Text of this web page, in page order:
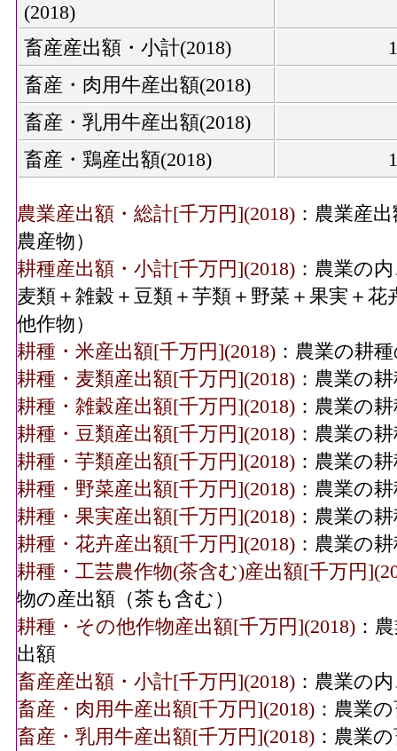
(2018)
畜産産出額・小計(2018)
畜産・肉用牛産出額(2018)
畜産・乳用牛産出額(2018)
畜産・鶏産出額(2018)
農業産出額・総計[千万円](2018) ：農業産
農産物）
耕種産出額・小計[千万円](2018) ：農業の
麦類＋雑穀＋豆類＋芋類＋野菜＋果実＋
他作物）
耕種・米産出額[千万円](2018) ：農業の耕
耕種・麦類産出額[千万円](2018) ：農業の
耕種・雑穀産出額[千万円](2018) ：農業の
耕種・豆類産出額[千万円](2018) ：農業の
耕種・芋類産出額[千万円](2018) ：農業の
耕種・野菜産出額[千万円](2018) ：農業の
耕種・果実産出額[千万円](2018) ：農業の
耕種・花卉産出額[千万円](2018) ：農業の
耕種・工芸農作物(茶含む)産出額[千万円
物の産出額（茶も含む）
耕種・その他作物産出額[千万円](2018) ：
出額
畜産産出額・小計[千万円](2018) ：農業の
畜産・肉用牛産出額[千万円](2018) ：農業
畜産・乳用牛産出額[千万円](2018) ：農業